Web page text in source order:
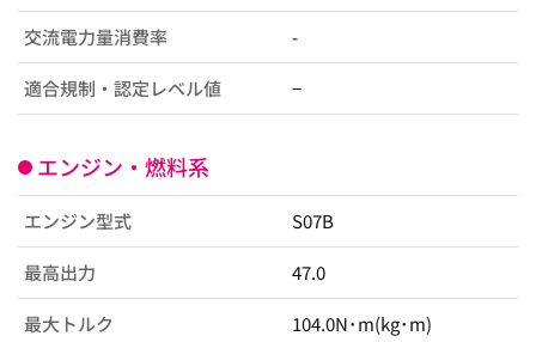
交流電力量消費率 -
適合規制・認定レベル値 −
エンジン・燃料系
エンジン型式 S07B
最高出力 47.0
最大トルク 104.0N･m(kg･m)